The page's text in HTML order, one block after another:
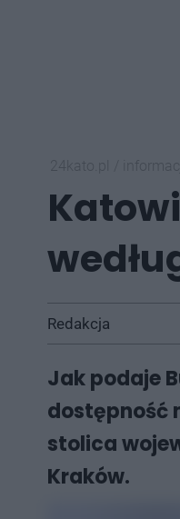
Redakcja
Jak podaje
dostępność
stolica
Kraków.